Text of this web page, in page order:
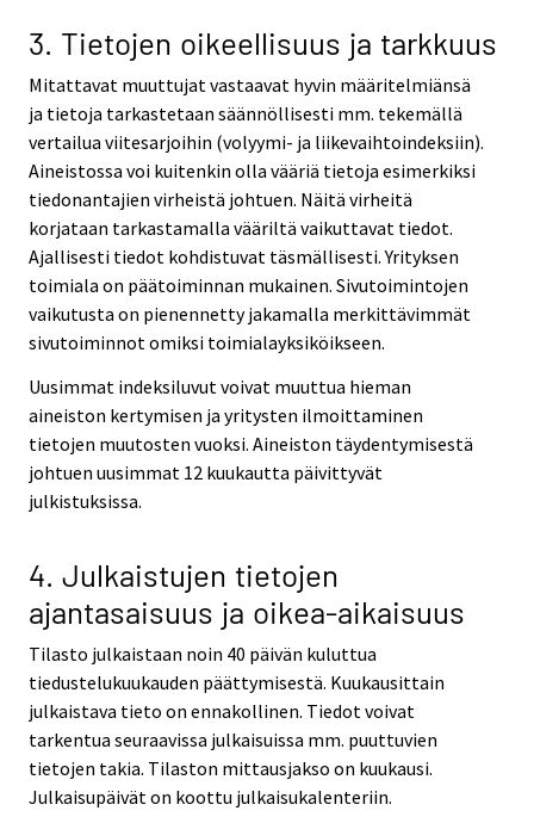
3. Tietojen oikeellisuus ja tarkkuus
Mitattavat muuttujat vastaavat hyvin määritelmiänsä
ja tietoja tarkastetaan säännöllisesti mm. tekemällä
vertailua viitesarjoihin (volyymi- ja liikevaihtoindeksiin).
Aineistossa voi kuitenkin olla vääriä tietoja esimerkiksi
tiedonantajien virheistä johtuen. Näitä virheitä
korjataan tarkastamalla vääriltä vaikuttavat tiedot.
Ajallisesti tiedot kohdistuvat täsmällisesti. Yrityksen
toimiala on päätoiminnan mukainen. Sivutoimintojen
vaikutusta on pienennetty jakamalla merkittävimmät
sivutoiminnot omiksi toimialayksiköikseen.
Uusimmat indeksiluvut voivat muuttua hieman
aineiston kertymisen ja yritysten ilmoittaminen
tietojen muutosten vuoksi. Aineiston täydentymisestä
johtuen uusimmat 12 kuukautta päivittyvät
julkistuksissa.
4. Julkaistujen tietojen
ajantasaisuus ja oikea-aikaisuus
Tilasto julkaistaan noin 40 päivän kuluttua
tiedustelukuukauden päättymisestä. Kuukausittain
julkaistava tieto on ennakollinen. Tiedot voivat
tarkentua seuraavissa julkaisuissa mm. puuttuvien
tietojen takia. Tilaston mittausjakso on kuukausi.
Julkaisupäivät on koottu julkaisukalenteriin.